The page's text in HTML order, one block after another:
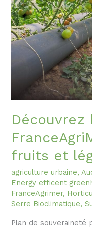
Découvrez
fruits et
agriculture urbaine,
Energy efficent
FranceAgrimer,
Serre Bioclimatique,
Plan de